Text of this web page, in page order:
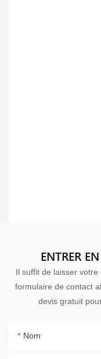
ENTRER
Il suffit de laisser
formulaire de contact
devis gratuit
Nom